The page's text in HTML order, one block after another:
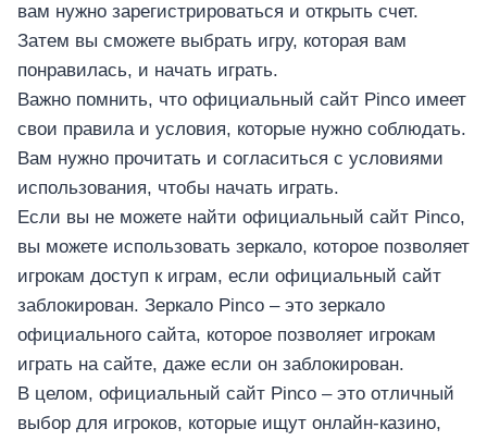
вам нужно зарегистрироваться и открыть счет.
Затем вы сможете выбрать игру, которая вам
понравилась, и начать играть.
Важно помнить, что официальный сайт Pinco имеет
свои правила и условия, которые нужно соблюдать.
Вам нужно прочитать и согласиться с условиями
использования, чтобы начать играть.
Если вы не можете найти официальный сайт Pinco,
вы можете использовать зеркало, которое позволяет
игрокам доступ к играм, если официальный сайт
заблокирован. Зеркало Pinco – это зеркало
официального сайта, которое позволяет игрокам
играть на сайте, даже если он заблокирован.
В целом, официальный сайт Pinco – это отличный
выбор для игроков, которые ищут онлайн-казино,